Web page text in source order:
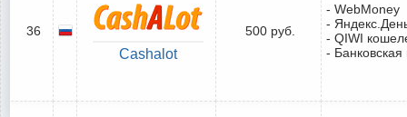
36
Cashalot
500 руб.
- WebMoney
-
- QIWI
-